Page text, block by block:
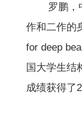
罗鹏，
作和二作的
for deep
国大学生结
成绩获得了